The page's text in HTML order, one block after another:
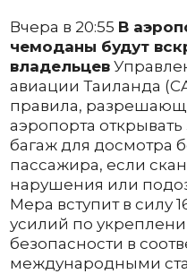
Вчера в 20:55 В
чемоданы будут
владельцев
авиации Таиланда
правила,
аэропорта
багаж для досмотра
пассажира, если
нарушения или
Мера вступит в силу
усилий по
безопасности в
международными